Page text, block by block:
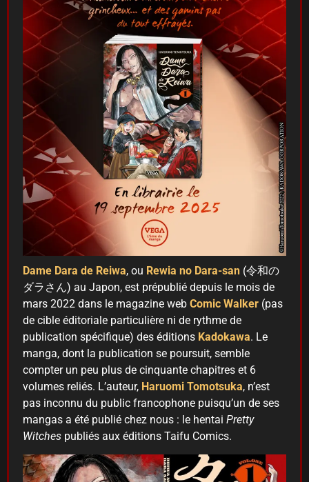
Dame Dara de Reiwa, ou Rewia no Dara-san (令和の
ダラさん) au Japon, est prépublié depuis le mois de
mars 2022 dans le magazine web Comic Walker (pas
de cible éditoriale particulière ni de rythme de
publication spécifique) des éditions Kadokawa. Le
manga, dont la publication se poursuit, semble
compter un peu plus de cinquante chapitres et 6
volumes reliés. L’auteur, Haruomi Tomotsuka, n’est
pas inconnu du public francophone puisqu’un de ses
mangas a été publié chez nous : le hentai Pretty
Witches publiés aux éditions Taifu Comics.